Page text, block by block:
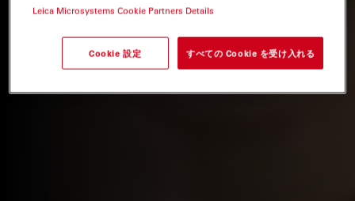
Leica Microsystems Cookie Partners Details
Cookie 設定 すべての Cookie を受け入れる